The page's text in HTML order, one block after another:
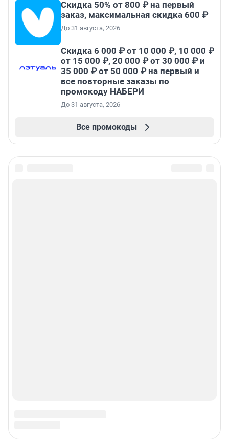
Скидка 50% от 800 ₽ на первый
заказ, максимальная скидка 600 ₽
До 31 августа, 2026
Скидка 6 000 ₽ от 10 000 ₽, 10 000 ₽
от 15 000 ₽, 20 000 ₽ от 30 000 ₽ и
35 000 ₽ от 50 000 ₽ на первый и
все повторные заказы по
промокоду НАБЕРИ
До 31 августа, 2026
Все промокоды